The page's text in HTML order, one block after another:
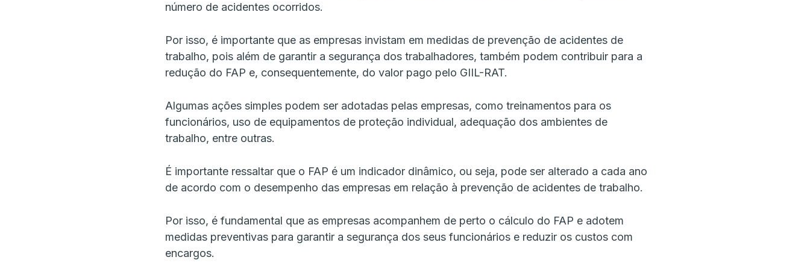
número de acidentes ocorridos.
Por isso, é importante que as empresas invistam em medidas de prevenção de acidentes de
trabalho, pois além de garantir a segurança dos trabalhadores, também podem contribuir para a
redução do FAP e, consequentemente, do valor pago pelo GIIL-RAT.
Algumas ações simples podem ser adotadas pelas empresas, como treinamentos para os
funcionários, uso de equipamentos de proteção individual, adequação dos ambientes de
trabalho, entre outras.
É importante ressaltar que o FAP é um indicador dinâmico, ou seja, pode ser alterado a cada ano
de acordo com o desempenho das empresas em relação à prevenção de acidentes de trabalho.
Por isso, é fundamental que as empresas acompanhem de perto o cálculo do FAP e adotem
medidas preventivas para garantir a segurança dos seus funcionários e reduzir os custos com
encargos.